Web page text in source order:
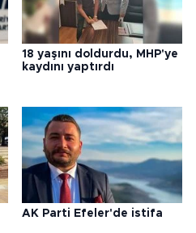
18 yaşını doldurdu, MHP'ye
kaydını yaptırdı
AK Parti Efeler'de istifa